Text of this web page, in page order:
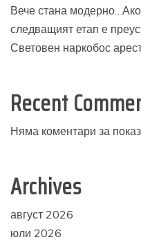
Вече стана
следващият етап е
Световен наркобос
Recent
Няма коментари за
Archives
август 2026
юли 2026